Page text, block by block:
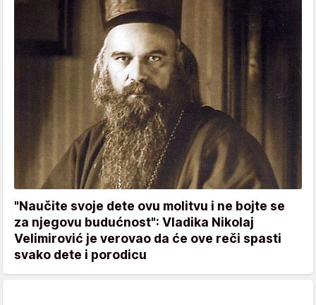
"Naučite svoje dete ovu molitvu i ne bojte se
za njegovu budućnost": Vladika Nikolaj
Velimirović je verovao da će ove reči spasti
svako dete i porodicu